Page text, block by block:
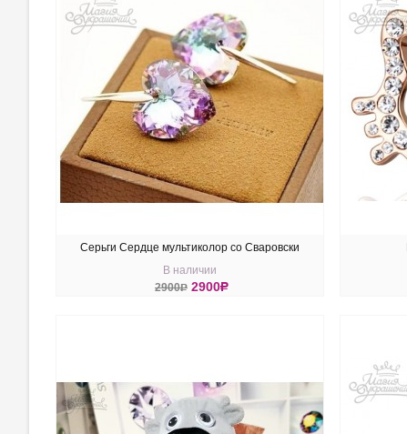
Серьги Сердце мультиколор со Сваровски
В наличии
2900R 2900R